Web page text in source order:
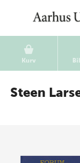
Kurv
Steen